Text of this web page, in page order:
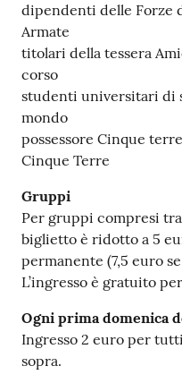
dipendenti delle Forze
Armate
titolari della tessera
corso
studenti universitari di
mondo
possessore Cinque
Cinque Terre
Gruppi
Per gruppi compresi
biglietto è ridotto a 5
permanente (7,5 euro
L’ingresso è gratuito
Ogni prima domenica
Ingresso 2 euro per
sopra.